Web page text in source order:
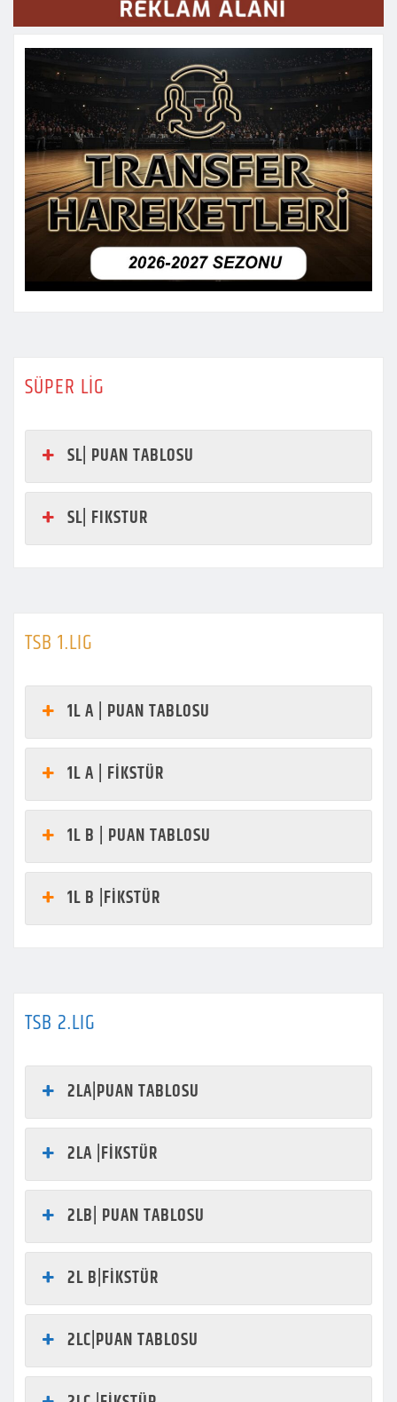
SÜPER LİG
SL| PUAN TABLOSU
SL| FIKSTUR
TSB 1.LIG
1L A | PUAN TABLOSU
1L A | FİKSTÜR
1L B | PUAN TABLOSU
1L B |FİKSTÜR
TSB 2.LIG
2LA|PUAN TABLOSU
2LA |FİKSTÜR
2LB| PUAN TABLOSU
2L B|FİKSTÜR
2LC|PUAN TABLOSU